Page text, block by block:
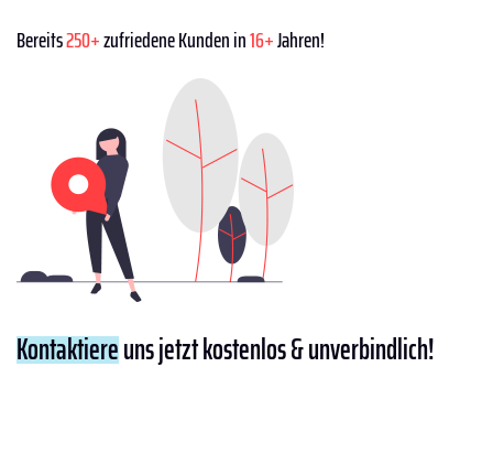
Bereits250+zufriedene Kunden in16+Jahren!
Kontaktiereuns jetzt kostenlos & unverbindlich!